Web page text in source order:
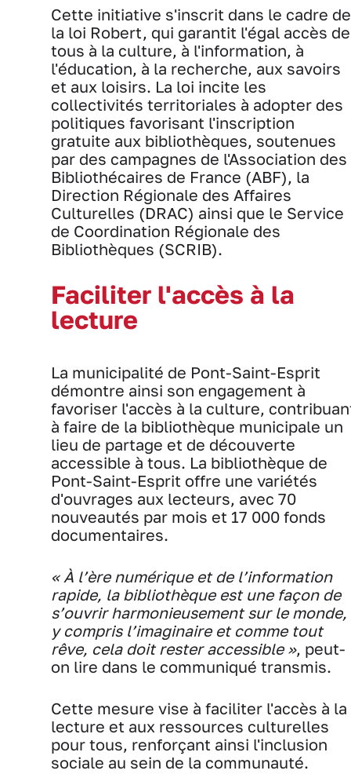
Cette initiative s'inscrit dans le cadre de
la loi Robert, qui garantit l'égal accès de
tous à la culture, à l'information, à
l'éducation, à la recherche, aux savoirs
et aux loisirs. La loi incite les
collectivités territoriales à adopter des
politiques favorisant l'inscription
gratuite aux bibliothèques, soutenues
par des campagnes de l'Association des
Bibliothécaires de France (ABF), la
Direction Régionale des Affaires
Culturelles (DRAC) ainsi que le Service
de Coordination Régionale des
Bibliothèques (SCRIB).
Faciliter l'accès à la
lecture
La municipalité de Pont-Saint-Esprit
démontre ainsi son engagement à
favoriser l'accès à la culture,
à faire de la bibliothèque municipale un
lieu de partage et de découverte
accessible à tous. La bibliothèque de
Pont-Saint-Esprit offre une variétés
d'ouvrages aux lecteurs, avec 70
nouveautés par mois et 17 000 fonds
documentaires.
« À l’ère numérique et de l’information
rapide, la bibliothèque est une façon de
s’ouvrir harmonieusement sur le monde,
y compris l’imaginaire et comme tout
rêve, cela doit rester accessible », peut-
on lire dans le communiqué transmis.
Cette mesure vise à faciliter l'accès à la
lecture et aux ressources culturelles
pour tous, renforçant ainsi l'inclusion
sociale au sein de la communauté.